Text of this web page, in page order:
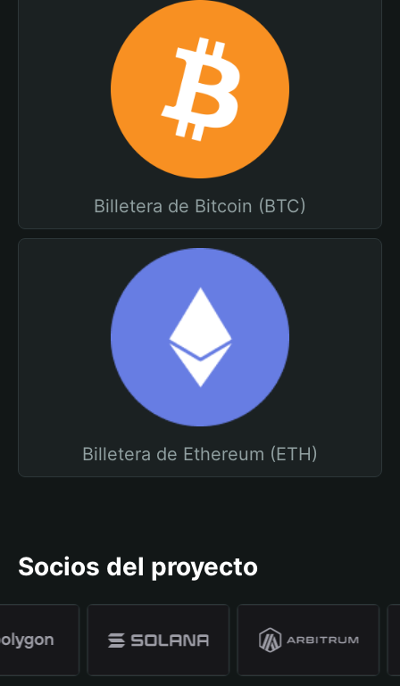
Billetera de Bitcoin (BTC)
Billetera de Ethereum (ETH)
Socios del proyecto